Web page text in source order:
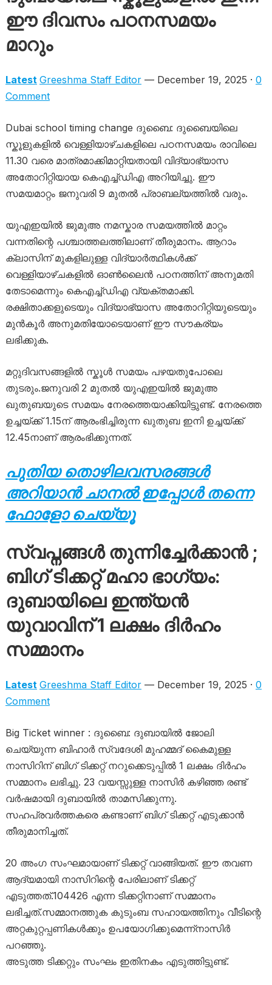
ഈ ദിവസം പഠനസമയം
മാറും
Latest Greeshma Staff Editor— December 19, 2025 · 0
Comment
Dubai school timing change ദുബൈ: ദുബൈയിലെ
സ്കൂളുകളിൽ വെള്ളിയാഴ്ചകളിലെ പഠനസമയം രാവിലെ
11.30 വരെ മാത്രമാക്കിമാറ്റിയതായി വിദ്യാഭ്യാസ
അതോറിറ്റിയായ കെഎച്ച്ഡിഎ അറിയിച്ചു. ഈ
സമയമാറ്റം ജനുവരി 9 മുതൽ പ്രാബല്യത്തിൽ വരും.
യുഎഇയിൽ ജുമുഅ നമസ്കാര സമയത്തിൽ മാറ്റം
വന്നതിന്റെ പശ്ചാത്തലത്തിലാണ് തീരുമാനം. ആറാം
ക്ലാസിന് മുകളിലുള്ള വിദ്യാർത്ഥികൾക്ക്
വെള്ളിയാഴ്ചകളിൽ ഓൺലൈൻ പഠനത്തിന് അനുമതി
തേടാമെന്നും കെഎച്ച്ഡിഎ വ്യക്തമാക്കി.
രക്ഷിതാക്കളുടെയും വിദ്യാഭ്യാസ അതോറിറ്റിയുടെയും
മുൻകൂർ അനുമതിയോടെയാണ് ഈ സൗകര്യം
ലഭിക്കുക.
മറ്റുദിവസങ്ങളിൽ സ്കൂൾ സമയം പഴയതുപോലെ
തുടരും.ജനുവരി 2 മുതൽ യുഎഇയിൽ ജുമുഅ
ഖുതുബയുടെ സമയം നേരത്തെയാക്കിയിട്ടുണ്ട്. നേരത്തെ
ഉച്ചയ്ക്ക് 1.15ന് ആരംഭിച്ചിരുന്ന ഖുതുബ ഇനി ഉച്ചയ്ക്ക്
12.45നാണ് ആരംഭിക്കുന്നത്.
പുതിയ തൊഴിലവസരങ്ങൾ
അറിയാൻ ചാനൽ ഇപ്പോൾ തന്നെ
ഫോളോ ചെയ്യൂ
സ്വപ്നങ്ങൾ തുന്നിച്ചേർക്കാൻ ;
ബിഗ് ടിക്കറ്റ് മഹാ ഭാഗ്യം:
ദുബായിലെ ഇന്ത്യൻ
യുവാവിന് 1 ലക്ഷം ദിർഹം
സമ്മാനം
Latest Greeshma Staff Editor— December 19, 2025 · 0
Comment
Big Ticket winner : ദുബൈ: ദുബായിൽ ജോലി
ചെയ്യുന്ന ബിഹാർ സ്വദേശി മുഹമ്മദ് കൈമുള്ള
നാസിറിന് ബിഗ് ടിക്കറ്റ് നറുക്കെടുപ്പിൽ 1 ലക്ഷം ദിർഹം
സമ്മാനം ലഭിച്ചു. 23 വയസ്സുള്ള നാസിർ കഴിഞ്ഞ രണ്ട്
വർഷമായി ദുബായിൽ താമസിക്കുന്നു.
സഹപ്രവർത്തകരെ കണ്ടാണ് ബിഗ് ടിക്കറ്റ് എടുക്കാൻ
തീരുമാനിച്ചത്.
20 അംഗ സംഘമായാണ് ടിക്കറ്റ് വാങ്ങിയത്. ഈ തവണ
ആദ്യമായി നാസിറിന്റെ പേരിലാണ് ടിക്കറ്റ്
എടുത്തത്.104426 എന്ന ടിക്കറ്റിനാണ് സമ്മാനം
ലഭിച്ചത്.സമ്മാനത്തുക കുടുംബ സഹായത്തിനും വീടിന്റെ
അറ്റകുറ്റപ്പണികൾക്കും ഉപയോഗിക്കുമെന്ന്നാസിർ
പറഞ്ഞു.
അടുത്ത ടിക്കറ്റും സംഘം ഇതിനകം എടുത്തിട്ടുണ്ട്.